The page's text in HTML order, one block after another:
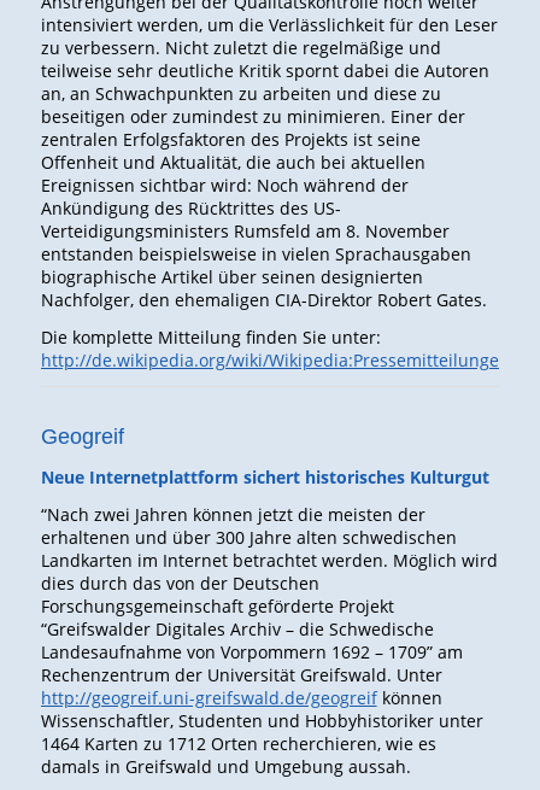
intensiviert werden, um die Verlässlichkeit für den Leser
zu verbessern. Nicht zuletzt die regelmäßige und
teilweise sehr deutliche Kritik spornt dabei die Autoren
an, an Schwachpunkten zu arbeiten und diese zu
beseitigen oder zumindest zu minimieren. Einer der
zentralen Erfolgsfaktoren des Projekts ist seine
Offenheit und Aktualität, die auch bei aktuellen
Ereignissen sichtbar wird: Noch während der
Ankündigung des Rücktrittes des US-
Verteidigungsministers Rumsfeld am 8. November
entstanden beispielsweise in vielen Sprachausgaben
biographische Artikel über seinen designierten
Nachfolger, den ehemaligen CIA-Direktor Robert Gates.
Die komplette Mitteilung finden Sie unter:
http://de.wikipedia.org/wiki/Wikipedia:Pressemitteilungen/
Geogreif
Neue Internetplattform sichert historisches Kulturgut
“Nach zwei Jahren können jetzt die meisten der
erhaltenen und über 300 Jahre alten schwedischen
Landkarten im Internet betrachtet werden. Möglich wird
dies durch das von der Deutschen
Forschungsgemeinschaft geförderte Projekt
“Greifswalder Digitales Archiv – die Schwedische
Landesaufnahme von Vorpommern 1692 – 1709” am
Rechenzentrum der Universität Greifswald. Unter
http://geogreif.uni-greifswald.de/geogreifkönnen
Wissenschaftler, Studenten und Hobbyhistoriker unter
1464 Karten zu 1712 Orten recherchieren, wie es
damals in Greifswald und Umgebung aussah.